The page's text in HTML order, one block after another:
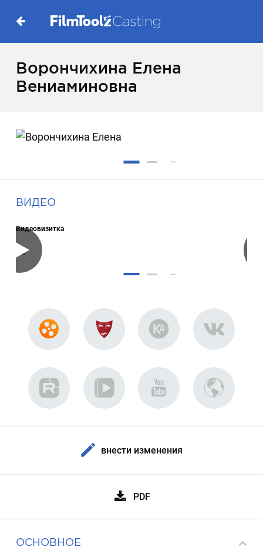
Ворончихина Елена
Вениаминовна
ВИДЕО
Видеовизитка
внести изменения
PDF
ОСНОВНОЕ